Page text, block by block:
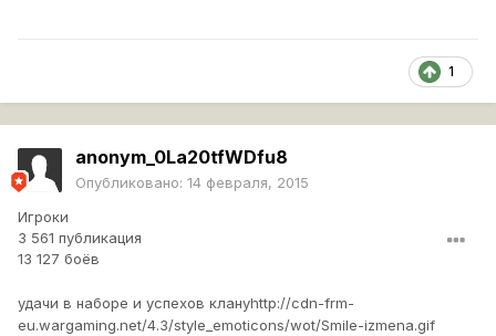
1
anonym_0La20tfWDfu8
Опубликовано: 14 февраля, 2015
Игроки
3 561 публикация
13 127 боёв
удачи в наборе и успехов клануhttp://cdn-frm-
eu.wargaming.net/4.3/style_emoticons/wot/Smile-izmena.gif